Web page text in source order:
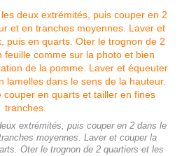
extrémités, puis couper en 2 dans le
moyennes. Laver et couper la
Oter le trognon de 2 quartiers et les